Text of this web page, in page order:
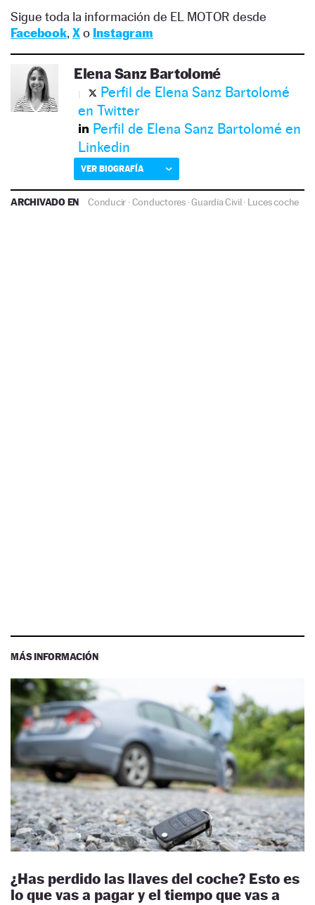
Sigue toda la información de EL MOTOR desde
Facebook, Xo Instagram
Elena Sanz Bartolomé
Perfil de Elena Sanz Bartolomé
en Twitter
Perfil de Elena Sanz Bartolomé en
Linkedin
VER BIOGRAFÍA
ARCHIVADO EN Conducir ·Conductores·Guardia Civil· Luces coche
MÁS INFORMACIÓN
¿Has perdido las llaves del coche? Esto es
lo que vas a pagar y el tiempo que vas a